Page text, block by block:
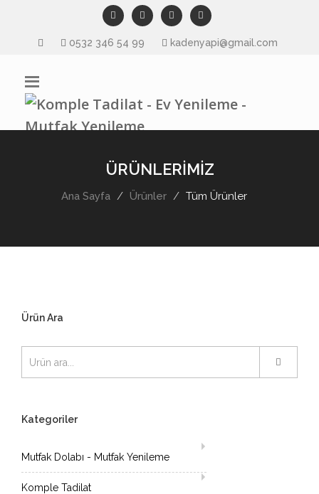
0532 346 54 99 kadenyapi@gmail.com
ÜRÜNLERİMİZ
Ana Sayfa Ürünler Tüm Ürünler
Ürün Ara
Kategoriler
Mutfak Dolabı - Mutfak Yenileme
Komple Tadilat